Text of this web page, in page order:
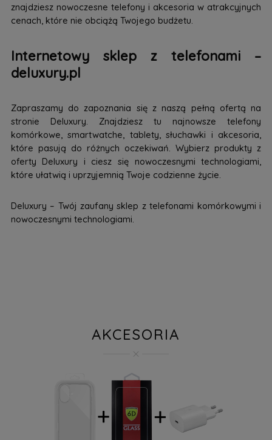
znajdziesz nowoczesne telefony i akcesoria w atrakcyjnych
cenach, które nie obciążą Twojego budżetu.
Internetowy sklep z telefonami –
deluxury.pl
Zapraszamy do zapoznania się z naszą pełną ofertą na
stronie Deluxury. Znajdziesz tu najnowsze telefony
komórkowe, smartwatche, tablety, słuchawki i akcesoria,
które pasują do różnych oczekiwań. Wybierz produkty z
oferty Deluxury i ciesz się nowoczesnymi technologiami,
które ułatwią i uprzyjemnią Twoje codzienne życie.
Deluxury – Twój zaufany sklep z telefonami komórkowymi i
nowoczesnymi technologiami.
AKCESORIA